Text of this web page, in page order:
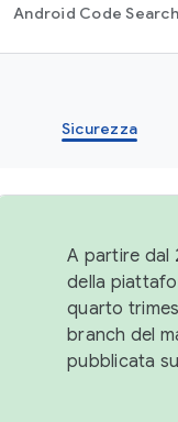
Android Code Search
Sicurezza
A partire dal
della
quarto
branch del
pubblicata